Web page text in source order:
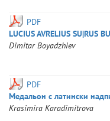
PDF
LUCIUS AVRELIUS SU|RUS
Dimitar Boyadzhiev
PDF
Медальон с латински
Krasimira Karadimitrova